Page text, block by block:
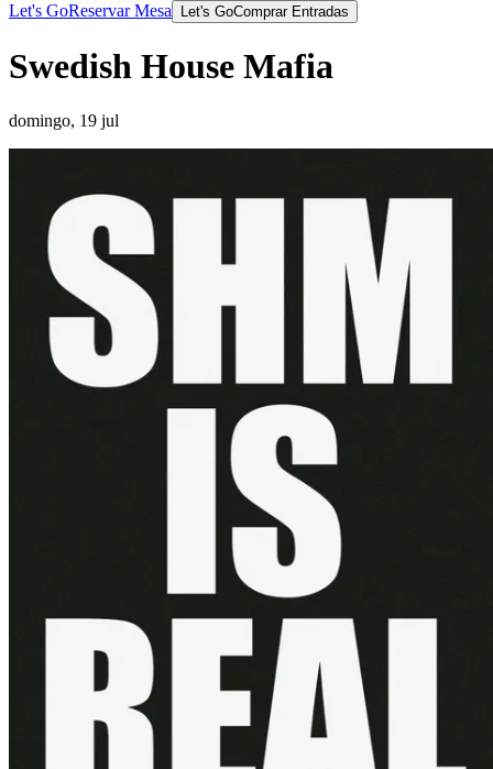
Let's GoReservar Mesa Let's GoComprar Entradas
Swedish House Mafia
domingo, 19 jul